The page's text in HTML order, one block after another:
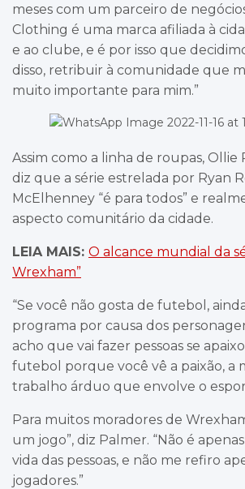
meses com um parceiro de
Clothing é uma marca afiliada à
e ao clube, e é por isso que
disso, retribuir à comunidade que
muito importante para mim.”
Assim como a linha de roupas,
diz que a série estrelada por Ryan
McElhenney “é para todos” e
aspecto comunitário da cidade.
LEIA MAIS: O alcance mundial da
Wrexham”
“Se você não gosta de futebol,
programa por causa dos
acho que vai fazer pessoas se
futebol porque você vê a paixão, a
trabalho árduo que envolve o
Para muitos moradores de
um jogo”, diz Palmer. “Não é
vida das pessoas, e não me refiro
jogadores.”